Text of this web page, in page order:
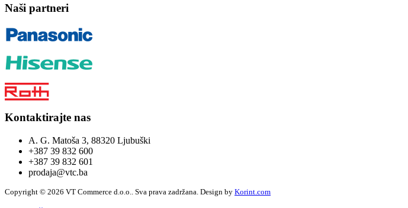
Naši partneri
Kontaktirajte nas
A. G. Matoša 3, 88320 Ljubuški
+387 39 832 600
+387 39 832 601
prodaja@vtc.ba
Copyright © 2026 VT Commerce d.o.o.. Sva prava zadržana. Design by Korint.com